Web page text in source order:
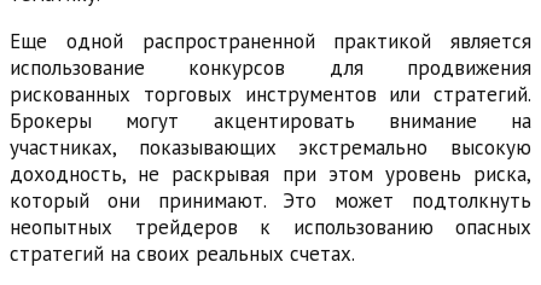
Еще одной распространенной практикой является
использование конкурсов для продвижения
рискованных торговых инструментов или стратегий.
Брокеры могут акцентировать внимание на
участниках, показывающих экстремально высокую
доходность, не раскрывая при этом уровень риска,
который они принимают. Это может подтолкнуть
неопытных трейдеров к использованию опасных
стратегий на своих реальных счетах.